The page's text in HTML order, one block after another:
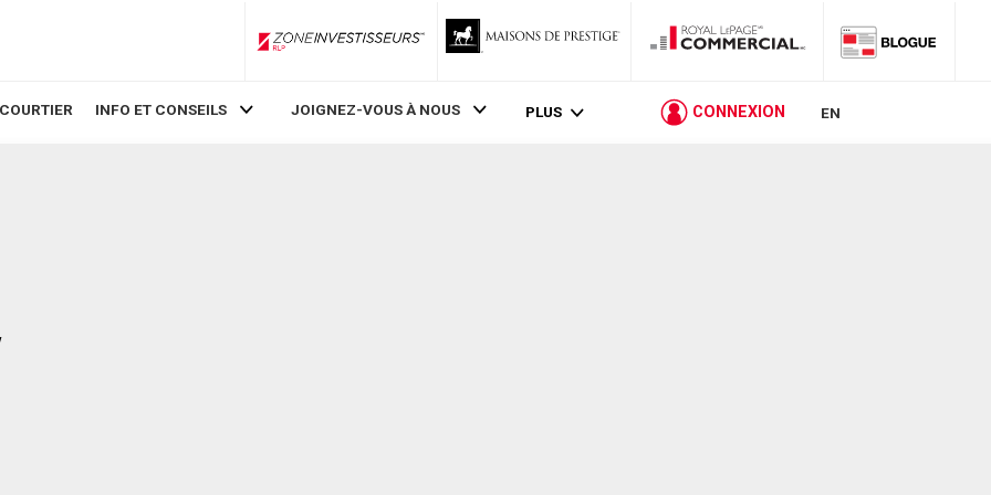
ZoneInvestisseurs RLP
INFO ET CONSEILS JOIGNEZ-VOUS À NOUS PLUS CONNEXION EN